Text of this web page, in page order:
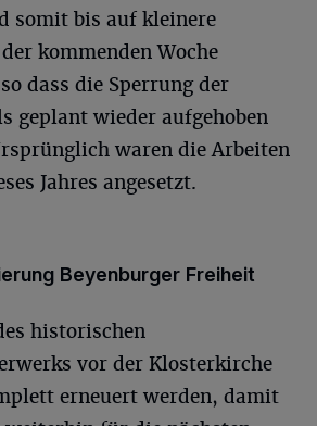
somit bis auf kleinere
kommenden Woche
dass die Sperrung der
geplant wieder aufgehoben
waren die Arbeiten
Jahres angesetzt.
Beyenburger Freiheit
historischen
vor der Klosterkirche
erneuert werden, damit